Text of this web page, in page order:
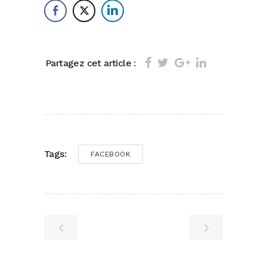
Partagez cet article :
Tags: FACEBOOK